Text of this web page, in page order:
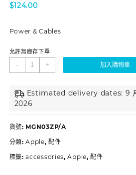
$124.00
Power & Cables
允許無庫存下單
- + 加入購物車
Estimated delivery dates: 9
2026
貨號: MGN03ZP/A
分類:Apple,配件
標籤:accessories,Apple,配件